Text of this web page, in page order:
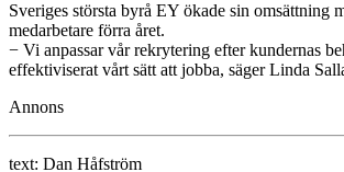
Sveriges största byrå EY ökade sin omsättning
medarbetare förra året.
− Vi anpassar vår rekrytering efter kundernas
effektiviserat vårt sätt att jobba, säger Linda
Annons
text: Dan Håfström